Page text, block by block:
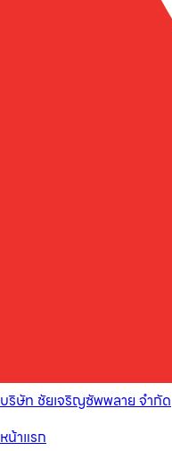
บริษัท ชัยเจริญซัพพลาย จำกัด
หน้าแรก